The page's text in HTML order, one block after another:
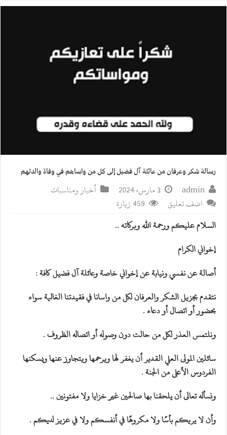
رسالة شكر وعرفان من عائلة آل فضيل إلى كل من واساهم في وفاة والدتهم
admin 3 مارس، 2024
أخبار ومناسبات
اضف تعليق
459 زيارة
السلام عليكم ورحمة الله وبركاته ..
إخواني الكرام
أصالة عن نفسي ونيابة عن إخواني خاصة وعائلة آل فضيل كافة :
نتقدم بجزيل الشكر والعرفان لكل من واسانا في فقيدتنا الغالية سواء
بحضور أو اتصال أو دعاء .
ونلتمس العذر لكل من حالت دون وصوله أو اتصاله الظروف .
سائلين المولى العلي القدير أن يغفر لها ويرحمها ويتجاوز عنها ويسكنها
الفردوس الأعلى من الجنة .
ونسأله تعالى أن يلحقنا بها صالحين غير خزايا ولا مفتونين ..
وأن لا يريكم بأسًا ولا مكروهًا في أنفسكم ولا في عزيز لديكم .